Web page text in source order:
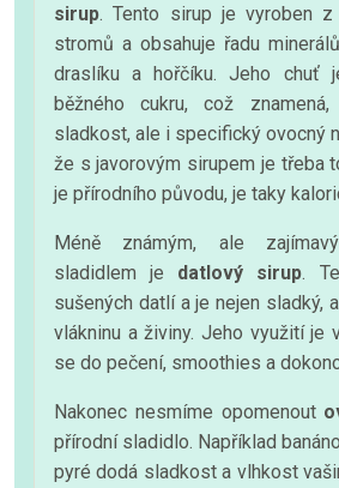
sirup. Tento sirup je vyroben z
stromů a obsahuje řadu
draslíku a hořčíku. Jeho chuť
běžného cukru, což
sladkost, ale i specifický ovocný
že s javorovým sirupem je třeba
je přírodního původu, je taky
Méně známým, ale
sladidlem je datlový sirup.
sušených datlí a je nejen sladký,
vlákninu a živiny. Jeho využití je
se do pečení, smoothies a
Nakonec nesmíme opomenout
přírodní sladidlo. Například
pyré dodá sladkost a vlhkost